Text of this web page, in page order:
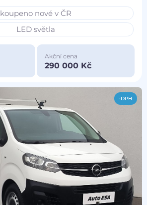
koupeno nové v ČR
LED světla
Akční cena
290 000 Kč
-DPH